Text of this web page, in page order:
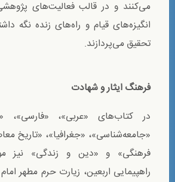
می‌کنند و در قالب فعالیت‌های
انگیزه‌های قیام و راه‌های زنده نگه
تحقیق می‌پردازند.
فرهنگ ایثار و شهادت
در کتاب‌های «عربی»، «فارسی»،
«جامعه‌شناسی»، «جغرافیا»، «تاریخ
فرهنگی» و «دین و زندگی» نیز
راهپیمایی اربعین، زیارت حرم مطهر